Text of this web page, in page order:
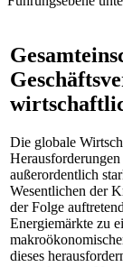
Die globale
außerordentlich
Wesentlichen der
der Folge
Energiemärkte zu
dieses